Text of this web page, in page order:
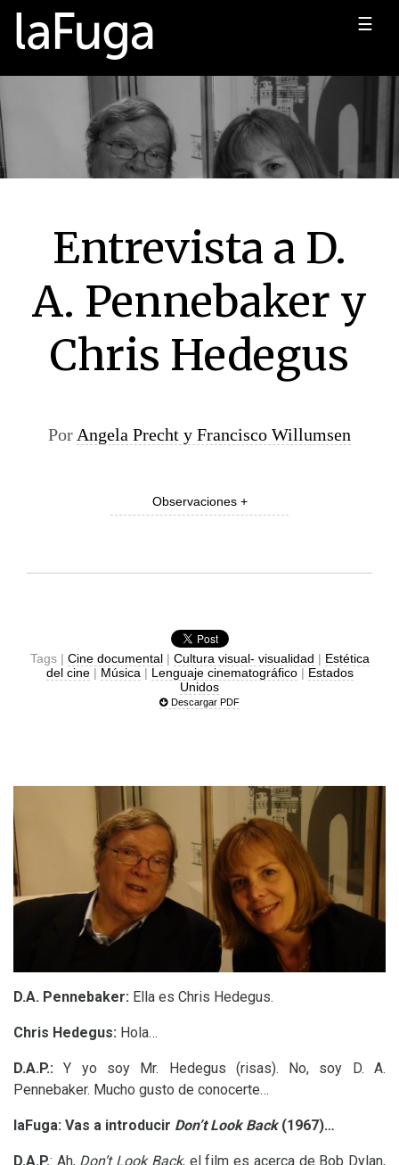
☰
Entrevista a D.
A. Pennebaker y
Chris Hedegus
Por Angela Precht y Francisco Willumsen
Observaciones +
Tags | Cine documental| Cultura visual- visualidad | Estética
del cine| Música | Lenguaje cinematográfico| Estados
Unidos
Descargar PDF
D.A. Pennebaker: Ella es Chris Hedegus.
Chris Hedegus: Hola…
D.A.P.: Y yo soy Mr. Hedegus (risas). No, soy D. A.
Pennebaker. Mucho gusto de conocerte…
laFuga: Vas a introducir Don’t Look Back(1967)…
D.A.P.: Ah, Don’t Look Back, el film es acerca de Bob Dylan,